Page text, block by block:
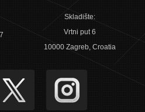
Skladište:
Vrtni put 6
10000 Zagreb, Croatia